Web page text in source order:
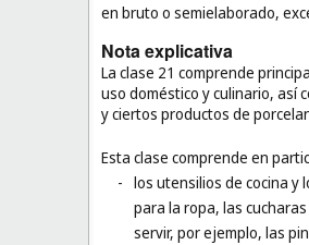
en bruto o semielaborado,
Nota explicativa
La clase 21 comprende
uso doméstico y culinario, así
y ciertos productos de
Esta clase comprende en
- los utensilios de cocina y
para la ropa, las
servir, por ejemplo, las